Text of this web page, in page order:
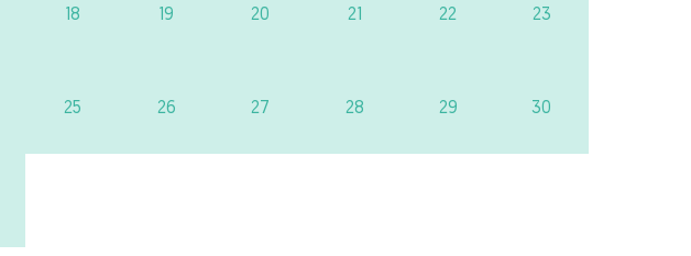
18 19 20 21 22 23
25 26 27 28 29 30